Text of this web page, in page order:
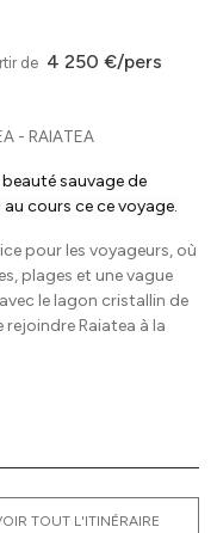
de 4 250 €/pers
- RAIATEA
sauvage de
cours ce ce voyage.
pour les voyageurs, où
plages et une vague
le lagon cristallin de
Raiatea à la
TOUT L'ITINÉRAIRE